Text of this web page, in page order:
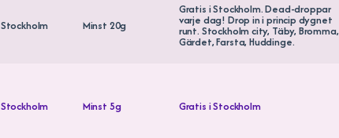
Stockholm Minst 20g
Gratis i Stockholm. Dead-droppar
varje dag! Drop in i princip dygnet
runt. Stockholm city, Täby, Bromma,
Gärdet, Farsta, Huddinge.
Stockholm Minst 5g Gratis i Stockholm